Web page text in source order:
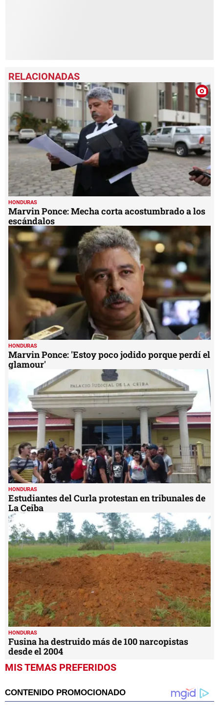
HONDURAS
Marvin Ponce: Mecha corta acostumbrado a los
escándalos
HONDURAS
Marvin Ponce: 'Estoy poco jodido porque perdí el
glamour'
HONDURAS
Estudiantes del Curla protestan en tribunales de
La Ceiba
HONDURAS
Fusina ha destruido más de 100 narcopistas
desde el 2004
MIS TEMAS PREFERIDOS